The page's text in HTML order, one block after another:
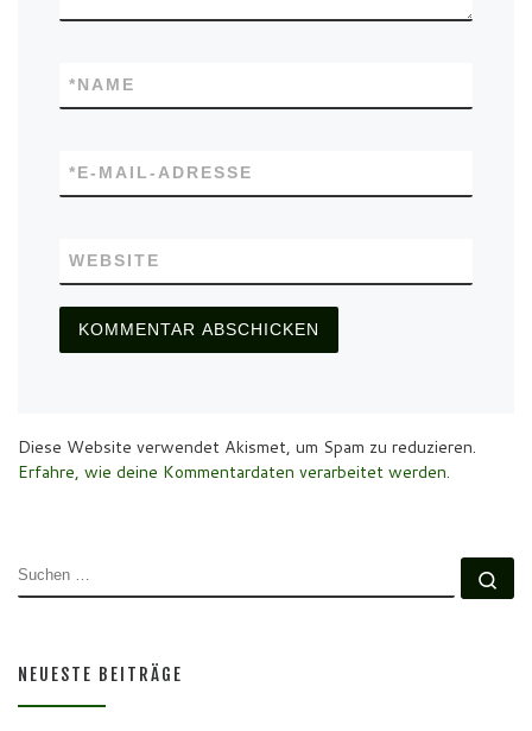
NAME
*
E-MAIL-ADRESSE
*
WEBSITE
Diese Website verwendet Akismet, um Spam zu reduzieren.
Erfahre, wie deine Kommentardaten verarbeitet werden.
SUCHE
NEUESTE BEITRÄGE